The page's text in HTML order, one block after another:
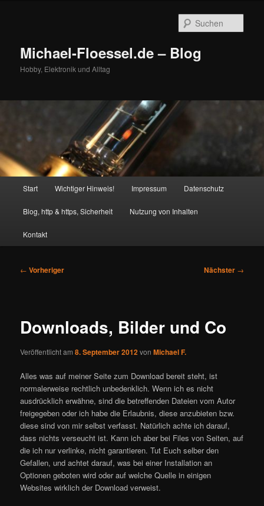
Michael-Floessel.de – Blog
Hobby, Elektronik und Alltag
Start Wichtiger Hinweis! Impressum Datenschutz
Blog, http & https, Sicherheit Nutzung von Inhalten
Kontakt
Beitragsnavigation
← Vorheriger Nächster →
Downloads, Bilder und Co
Veröffentlicht am8. September 2012vonMichael F.
Alles was auf meiner Seite zum Download bereit steht, ist
normalerweise rechtlich unbedenklich. Wenn ich es nicht
ausdrücklich erwähne, sind die betreffenden Dateien vom Autor
freigegeben oder ich habe die Erlaubnis, diese anzubieten bzw.
diese sind von mir selbst verfasst. Natürlich achte ich darauf,
dass nichts verseucht ist. Kann ich aber bei Files von Seiten, auf
die ich nur verlinke, nicht garantieren. Tut Euch selber den
Gefallen, und achtet darauf, was bei einer Installation an
Optionen geboten wird oder auf welche Quelle in einigen
Websites wirklich der Download verweist.